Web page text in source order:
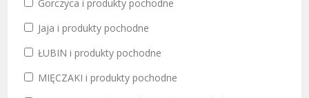
podmiot przygotowujący lub
dostarczający oraz wydający posiłki
do danej placówki oświatowej.
d. Klient – osoba dokonująca
„Administratorem”) oświadcza,
iż jest Administratorem danych
Rozporządzenia Parlamentu
Europejskiego i Rady (UE)
Gorczyca i produkty pochodne
Jaja i produkty pochodne
ŁUBIN i produkty pochodne
MIĘCZAKI i produkty pochodne